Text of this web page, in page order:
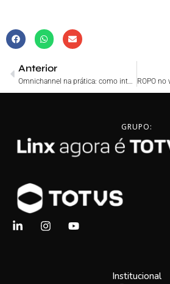
Anterior
GRUPO:
Institucional